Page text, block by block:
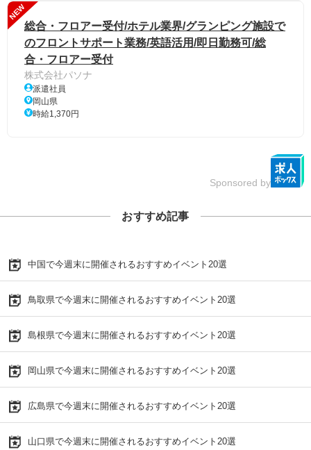
NEW
総合・フロアー受付/ホテル業界/グランピング施設で
のフロントサポート業務/英語活用/即日勤務可/総
合・フロアー受付
株式会社パソナ
派遣社員
岡山県
時給1,370円
Sponsored by
おすすめ記事
中国で今週末に開催されるおすすめイベント20選
鳥取県で今週末に開催されるおすすめイベント20選
島根県で今週末に開催されるおすすめイベント20選
岡山県で今週末に開催されるおすすめイベント20選
広島県で今週末に開催されるおすすめイベント20選
山口県で今週末に開催されるおすすめイベント20選